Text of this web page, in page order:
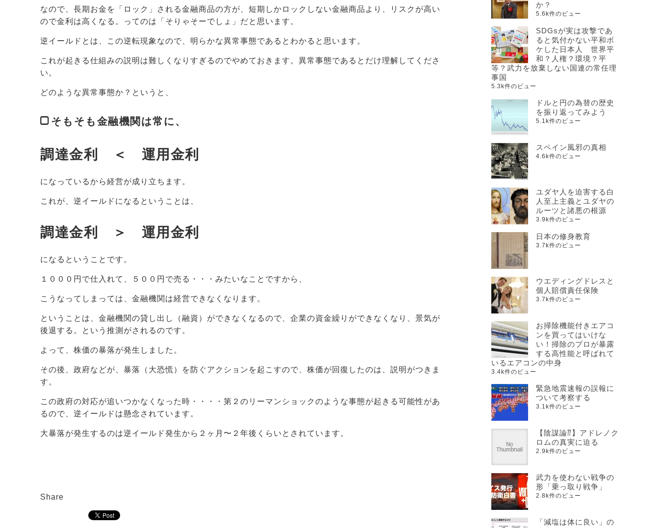
なので、長期お金を「ロック」される金融商品の方が、短期しかロックしない金融商品より、リスクが高い
ので金利は高くなる。ってのは「そりゃそーでしょ」だと思います。
逆イールドとは、この逆転現象なので、明らかな異常事態であるとわかると思います。
これが起きる仕組みの説明は難しくなりすぎるのでやめておきます。異常事態であるとだけ理解してくださ
い。
どのような異常事態か？というと、
そもそも金融機関は常に、
調達金利 ＜ 運用金利
になっているから経営が成り立ちます。
これが、逆イールドになるということは、
調達金利 ＞ 運用金利
になるということです。
１０００円で仕入れて、５００円で売る・・・みたいなことですから、
こうなってしまっては、金融機関は経営できなくなります。
ということは、金融機関の貸し出し（融資）ができなくなるので、企業の資金繰りができなくなり、景気が
後退する。という推測がされるのです。
よって、株価の暴落が発生しました。
その後、政府などが、暴落（大恐慌）を防ぐアクションを起こすので、株価が回復したのは、説明がつきま
す。
この政府の対応が追いつかなくなった時・・・・第２のリーマンショックのような事態が起きる可能性があ
るので、逆イールドは懸念されています。
大暴落が発生するのは逆イールド発生から２ヶ月〜２年後くらいとされています。
Share
か？
5.6k件のビュー
SDGsが実は攻撃であ
ると気付かない平和ボ
ケした日本人 世界平
和？人権？環境？平
等？武力を放棄しない国連の常任理
事国
5.3k件のビュー
ドルと円の為替の歴史
を振り返ってみよう
5.1k件のビュー
スペイン風邪の真相
4.6k件のビュー
ユダヤ人を迫害する白
人至上主義とユダヤの
ルーツと諸悪の根源
3.9k件のビュー
日本の修身教育
3.7k件のビュー
ウエディングドレスと
個人賠償責任保険
3.7k件のビュー
お掃除機能付きエアコ
ンを買ってはいけな
い！掃除のプロが暴露
する高性能と呼ばれて
いるエアコンの中身
3.4k件のビュー
緊急地震速報の誤報に
ついて考察する
3.1k件のビュー
【陰謀論⁇】アドレノク
ロムの真実に迫る
2.9k件のビュー
武力を使わない戦争の
形「乗っ取り戦争」
2.8k件のビュー
「減塩は体に良い」の